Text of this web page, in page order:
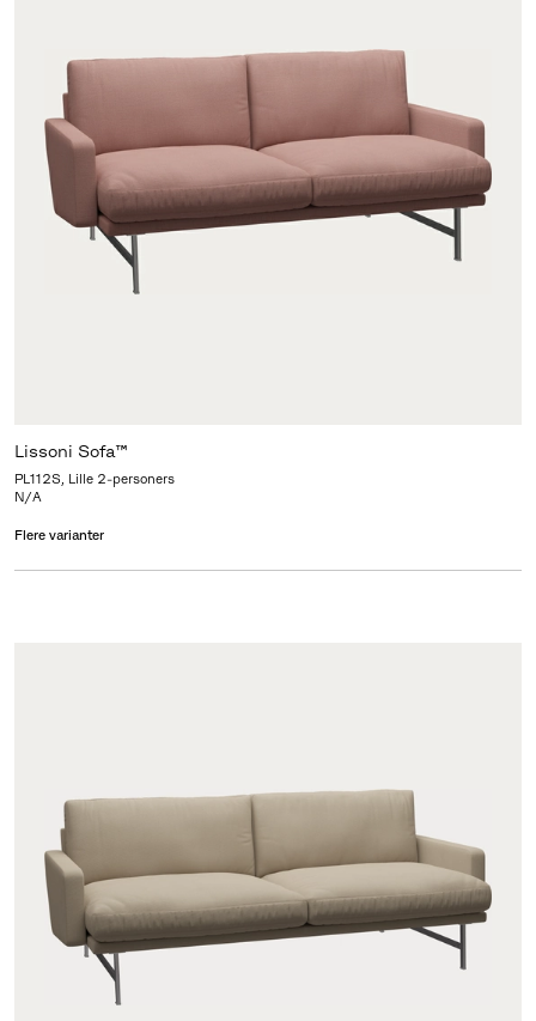
Lissoni Sofa™
PL112S, Lille 2-personers
N/A
Flere varianter